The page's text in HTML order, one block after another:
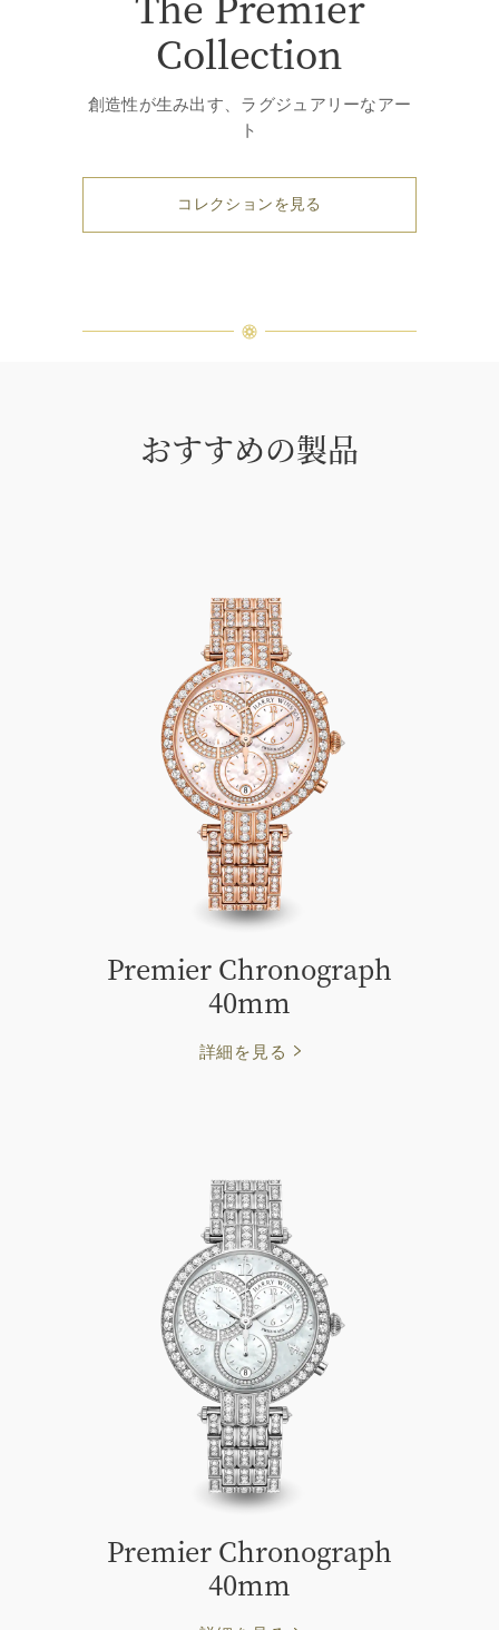
Collection
創造性が生み出す、ラグジュアリーなアー
ト
コレクションを見る
おすすめの製品
Premier Chronograph
40mm
詳細を見る
Premier Chronograph
40mm